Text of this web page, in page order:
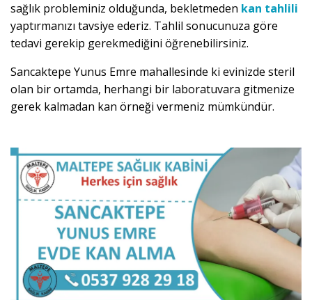
sağlık probleminiz olduğunda, bekletmeden kan tahlili
yaptırmanızı tavsiye ederiz. Tahlil sonucunuza göre
tedavi gerekip gerekmediğini öğrenebilirsiniz.
Sancaktepe Yunus Emre mahallesinde ki evinizde steril
olan bir ortamda, herhangi bir laboratuvara gitmenize
gerek kalmadan kan örneği vermeniz mümkündür.